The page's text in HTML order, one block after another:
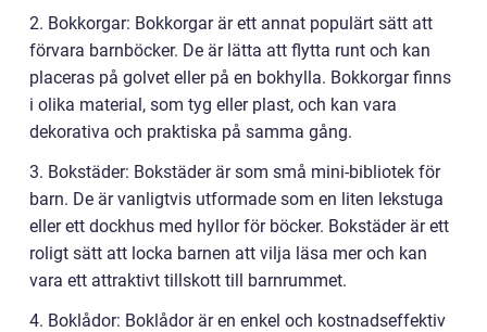
2. Bokkorgar: Bokkorgar är ett annat populärt sätt att
förvara barnböcker. De är lätta att flytta runt och kan
placeras på golvet eller på en bokhylla. Bokkorgar finns
i olika material, som tyg eller plast, och kan vara
dekorativa och praktiska på samma gång.
3. Bokstäder: Bokstäder är som små mini-bibliotek för
barn. De är vanligtvis utformade som en liten lekstuga
eller ett dockhus med hyllor för böcker. Bokstäder är ett
roligt sätt att locka barnen att vilja läsa mer och kan
vara ett attraktivt tillskott till barnrummet.
4. Boklådor: Boklådor är en enkel och kostnadseffektiv